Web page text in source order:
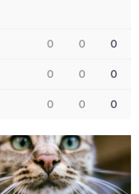
0 0 0
0 0 0
0 0 0